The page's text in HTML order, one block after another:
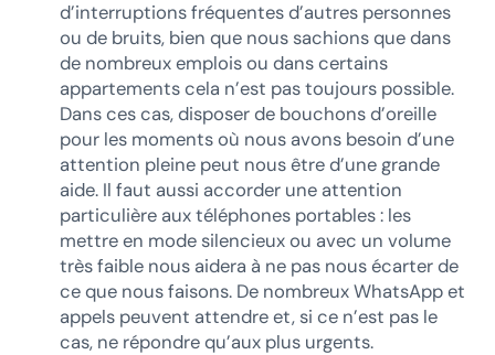
d’interruptions fréquentes d’autres personnes
ou de bruits, bien que nous sachions que dans
de nombreux emplois ou dans certains
appartements cela n’est pas toujours possible.
Dans ces cas, disposer de bouchons d’oreille
pour les moments où nous avons besoin d’une
attention pleine peut nous être d’une grande
aide. Il faut aussi accorder une attention
particulière aux téléphones portables : les
mettre en mode silencieux ou avec un volume
très faible nous aidera à ne pas nous écarter de
ce que nous faisons. De nombreux WhatsApp et
appels peuvent attendre et, si ce n’est pas le
cas, ne répondre qu’aux plus urgents.